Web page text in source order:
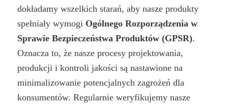
dokładamy wszelkich starań, aby nasze produkty
spełniały wymogi Ogólnego Rozporządzenia w
Sprawie Bezpieczeństwa Produktów (GPSR).
Oznacza to, że nasze procesy projektowania,
produkcji i kontroli jakości są nastawione na
minimalizowanie potencjalnych zagrożeń dla
konsumentów. Regularnie weryfikujemy nasze